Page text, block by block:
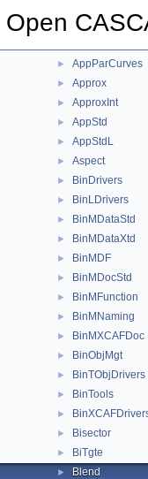
Open
► AppCont
► AppParCurves
► Approx
► ApproxInt
► AppStd
► AppStdL
► Aspect
► BinDrivers
► BinLDrivers
► BinMDataStd
► BinMDataXtd
► BinMDF
► BinMDocStd
► BinMFunction
► BinMNaming
► BinMXCAFDoc
► BinObjMgt
► BinTObjDrivers
► BinTools
►
► Bisector
► BiTgte
► Blend